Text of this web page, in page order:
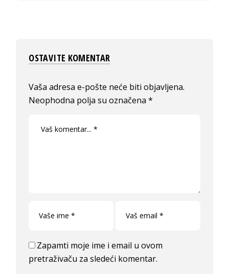
OSTAVITE KOMENTAR
Vaša adresa e-pošte neće biti objavljena.
Neophodna polja su označena*
Zapamti moje ime i email u ovom
pretraživaču za sledeći komentar.